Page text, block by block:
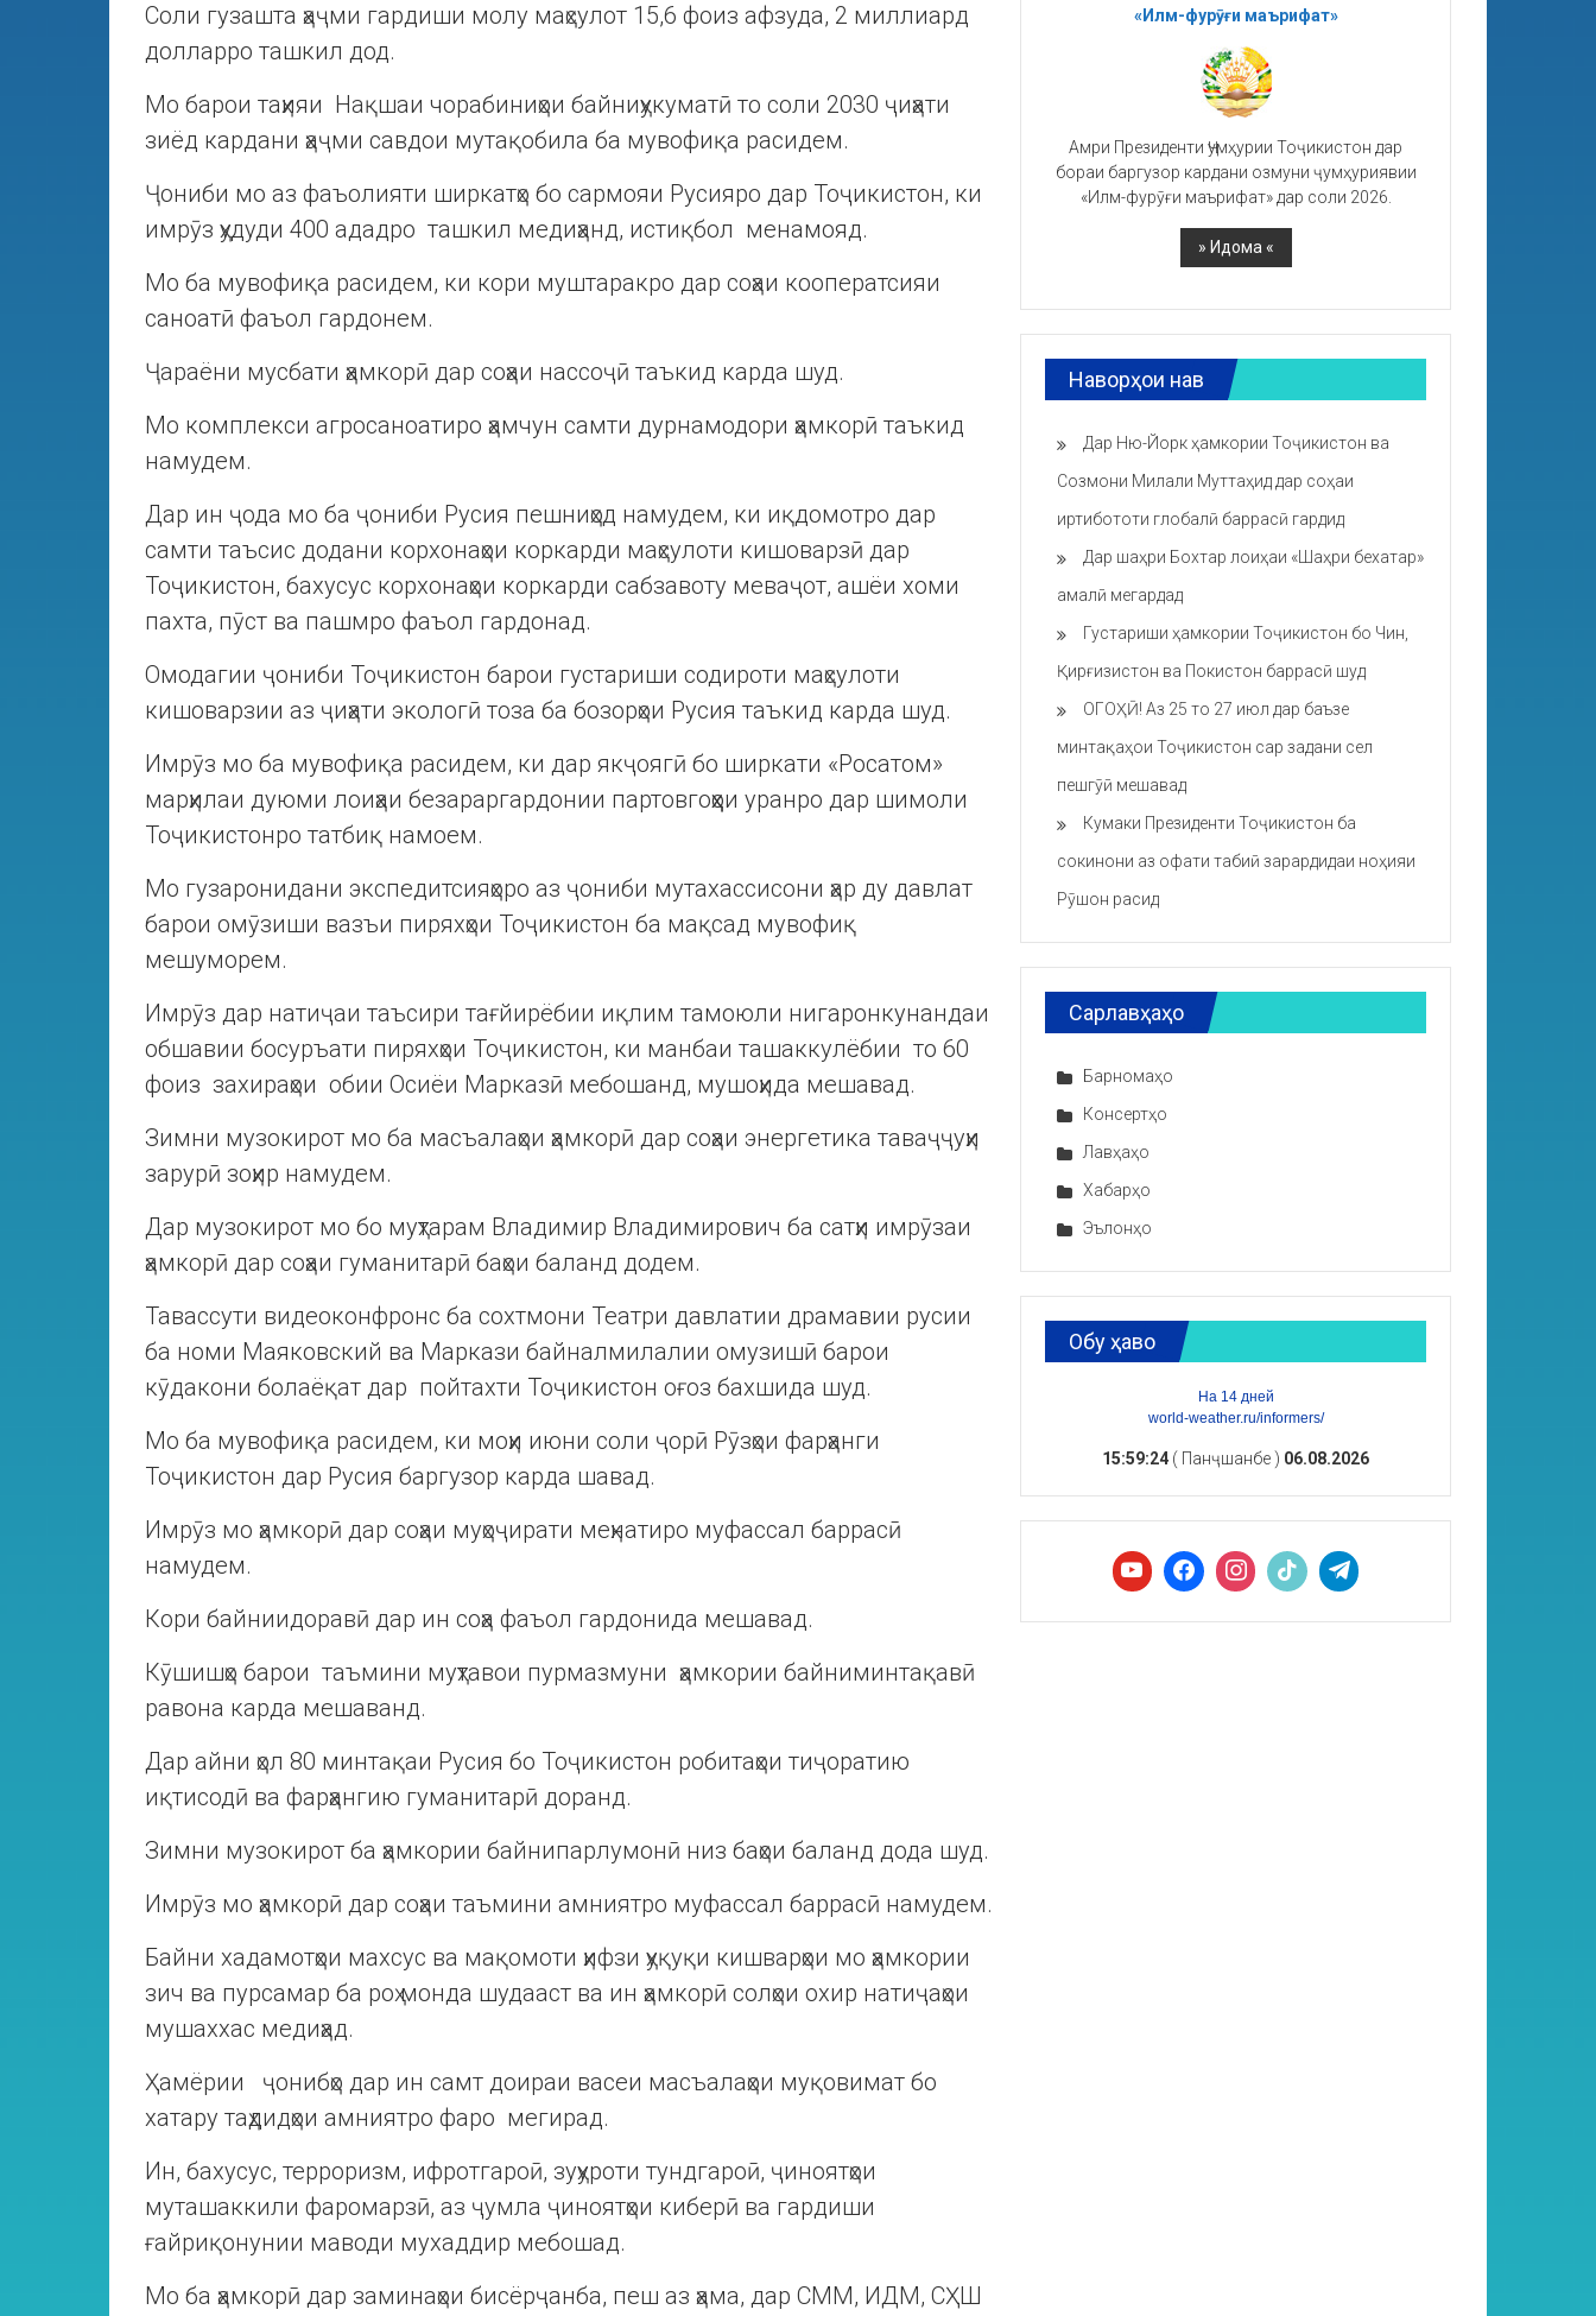
Соли гузашта ҳаҷми гардиши молу маҳсулот 15,6 фоиз афзуда, 2 миллиард
долларро ташкил дод.
Мо барои таҳияи Нақшаи чорабиниҳои байниҳукуматӣ то соли 2030 ҷиҳати
зиёд кардани ҳаҷми савдои мутақобила ба мувофиқа расидем.
Ҷониби мо аз фаъолияти ширкатҳо бо сармояи Русияро дар Тоҷикистон, ки
имрӯз ҳудуди 400 ададро ташкил медиҳанд, истиқбол менамояд.
Мо ба мувофиқа расидем, ки кори муштаракро дар соҳаи кооператсияи
саноатӣ фаъол гардонем.
Ҷараёни мусбати ҳамкорӣ дар соҳаи нассоҷӣ таъкид карда шуд.
Мо комплекси агросаноатиро ҳамчун самти дурнамодори ҳамкорӣ таъкид
намудем.
Дар ин ҷода мо ба ҷониби Русия пешниҳод намудем, ки иқдомотро дар
самти таъсис додани корхонаҳои коркарди маҳсулоти кишоварзӣ дар
Тоҷикистон, бахусус корхонаҳои коркарди сабзавоту меваҷот, ашёи хоми
пахта, пӯст ва пашмро фаъол гардонад.
Омодагии ҷониби Тоҷикистон барои густариши содироти маҳсулоти
кишоварзии аз ҷиҳати экологӣ тоза ба бозорҳои Русия таъкид карда шуд.
Имрӯз мо ба мувофиқа расидем, ки дар якҷоягӣ бо ширкати «Росатом»
марҳилаи дуюми лоиҳаи безараргардонии партовгоҳҳои уранро дар шимоли
Тоҷикистонро татбиқ намоем.
Мо гузаронидани экспедитсияҳоро аз ҷониби мутахассисони ҳар ду давлат
барои омӯзиши вазъи пиряхҳои Тоҷикистон ба мақсад мувофиқ
мешуморем.
Имрӯз дар натиҷаи таъсири тағйирёбии иқлим тамоюли нигаронкунандаи
обшавии босуръати пиряхҳои Тоҷикистон, ки манбаи ташаккулёбии то 60
фоиз захираҳои обии Осиёи Марказӣ мебошанд, мушоҳида мешавад.
Зимни музокирот мо ба масъалаҳои ҳамкорӣ дар соҳаи энергетика таваҷҷуҳи
зарурӣ зоҳир намудем.
Дар музокирот мо бо муҳтарам Владимир Владимирович ба сатҳи имрӯзаи
ҳамкорӣ дар соҳаи гуманитарӣ баҳои баланд додем.
Тавассути видеоконфронс ба сохтмони Театри давлатии драмавии русии
ба номи Маяковский ва Маркази байналмилалии омузишӣ барои
кӯдакони болаёқат дар пойтахти Тоҷикистон оғоз бахшида шуд.
Мо ба мувофиқа расидем, ки моҳи июни соли ҷорӣ Рӯзҳои фарҳанги
Тоҷикистон дар Русия баргузор карда шавад.
Имрӯз мо ҳамкорӣ дар соҳаи муҳоҷирати меҳнатиро муфассал баррасӣ
намудем.
Кори байниидоравӣ дар ин соҳа фаъол гардонида мешавад.
Кӯшишҳо барои таъмини муҳтавои пурмазмуни ҳамкории байниминтақавӣ
равона карда мешаванд.
Дар айни ҳол 80 минтақаи Русия бо Тоҷикистон робитаҳои тиҷоратию
иқтисодӣ ва фарҳангию гуманитарӣ доранд.
Зимни музокирот ба ҳамкории байнипарлумонӣ низ баҳои баланд дода шуд.
Имрӯз мо ҳамкорӣ дар соҳаи таъмини амниятро муфассал баррасӣ намудем.
Байни хадамотҳои махсус ва мақомоти ҳифзи ҳуқуқи кишварҳои мо ҳамкории
зич ва пурсамар ба роҳ монда шудааст ва ин ҳамкорӣ солҳои охир натиҷаҳои
мушаххас медиҳад.
Ҳамёрии ҷонибҳо дар ин самт доираи васеи масъалаҳои муқовимат бо
хатару таҳдидҳои амниятро фаро мегирад.
Ин, бахусус, терроризм, ифротгароӣ, зуҳуроти тундгароӣ, ҷиноятҳои
муташаккили фаромарзӣ, аз ҷумла ҷиноятҳои киберӣ ва гардиши
ғайриқонунии маводи мухаддир мебошад.
Мо ба ҳамкорӣ дар заминаҳои бисёрҷанба, пеш аз ҳама, дар СММ, ИДМ, СҲШ
«Илм-фурӯғи маърифат»
Амри Президенти Ҷумҳурии Тоҷикистон дар
бораи баргузор кардани озмуни ҷумҳуриявии
«Илм-фурӯғи маърифат» дар соли 2026.
Наворҳои нав
Дар Ню-Йорк ҳамкории Тоҷикистон ва
Созмони Милали Муттаҳид дар соҳаи
иртибототи глобалӣ баррасӣ гардид
Дар шаҳри Бохтар лоиҳаи «Шаҳри бехатар»
амалӣ мегардад
Густариши ҳамкории Тоҷикистон бо Чин,
Қирғизистон ва Покистон баррасӣ шуд
ОГОҲӢ! Аз 25 то 27 июл дар баъзе
минтақаҳои Тоҷикистон сар задани сел
пешгӯӣ мешавад
Кумаки Президенти Тоҷикистон ба
сокинони аз офати табиӣ зарардидаи ноҳияи
Рӯшон расид
Сарлавҳаҳо
Барномаҳо
Консертҳо
Лавҳаҳо
Хабарҳо
Эълонҳо
Обу ҳаво
На 14 дней
world-weather.ru/informers/
15:59:25 ( Панҷшанбе ) 06.08.2026